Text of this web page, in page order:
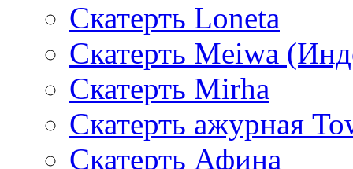
Скатерть Loneta
Скатерть Meiwa
Скатерть Mirha
Скатерть ажурная
Скатерть Афина